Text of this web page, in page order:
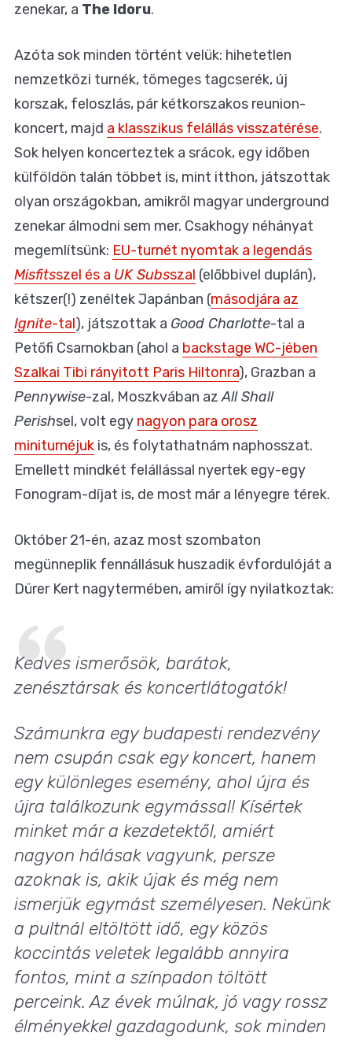
zenekar, a The Idoru.
Azóta sok minden történt velük: hihetetlen
nemzetközi turnék, tömeges tagcserék, új
korszak, feloszlás, pár kétkorszakos reunion-
koncert, majd a klasszikus felállás visszatérése.
Sok helyen koncerteztek a srácok, egy időben
külföldön talán többet is, mint itthon, játszottak
olyan országokban, amikről magyar underground
zenekar álmodni sem mer. Csakhogy néhányat
megemlítsünk: EU-turnét nyomtak a legendás
Misfitsszel és a UK Subsszal (előbbivel duplán),
kétszer(!) zenéltek Japánban (másodjára az
Ignite-tal), játszottak a Good Charlotte-tal a
Petőfi Csarnokban (ahol a backstage WC-jében
Szalkai Tibi rányitott Paris Hiltonra), Grazban a
Pennywise-zal, Moszkvában azAll Shall
Perishsel, volt egy nagyon para orosz
miniturnéjuk is, és folytathatnám naphosszat.
Emellett mindkét felállással nyertek egy-egy
Fonogram-díjat is, de most már a lényegre térek.
Október 21-én, azaz most szombaton
megünneplik fennállásuk huszadik évfordulóját a
Dürer Kert nagytermében, amiről így nyilatkoztak:
Kedves ismerősök, barátok,
zenésztársak és koncertlátogatók!
Számunkra egy budapesti rendezvény
nem csupán csak egy koncert, hanem
egy különleges esemény, ahol újra és
újra találkozunk egymással! Kísértek
minket már a kezdetektől, amiért
nagyon hálásak vagyunk, persze
azoknak is, akik újak és még nem
ismerjük egymást személyesen. Nekünk
a pultnál eltöltött idő, egy közös
koccintás veletek legalább annyira
fontos, mint a színpadon töltött
perceink. Az évek múlnak, jó vagy rossz
élményekkel gazdagodunk, sok minden